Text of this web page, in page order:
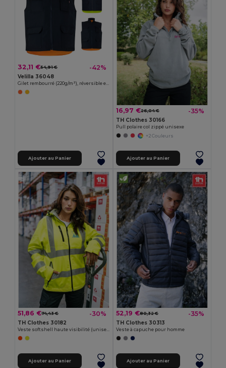
32,11 €54,91 € -42%
Velilla 36048
Gilet rembourré (220g/m²), réversible en polyester (100%), avec fermeture à glissière et tirette réversible, et multipoches
Ajouter au Panier
16,97 €26,04 € -35%
TH Clothes 30166
Pull polaire col zippé unisexe
+2 Couleurs
Ajouter au Panier
51,86 €74,43 € -30%
TH Clothes 30182
Veste softshell haute visibilité (unisexe)
Ajouter au Panier
52,19 €80,32 € -35%
TH Clothes 30313
Veste à capuche pour homme
Ajouter au Panier